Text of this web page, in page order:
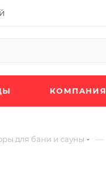
КОМПАНИЯ
для бани и сауны —